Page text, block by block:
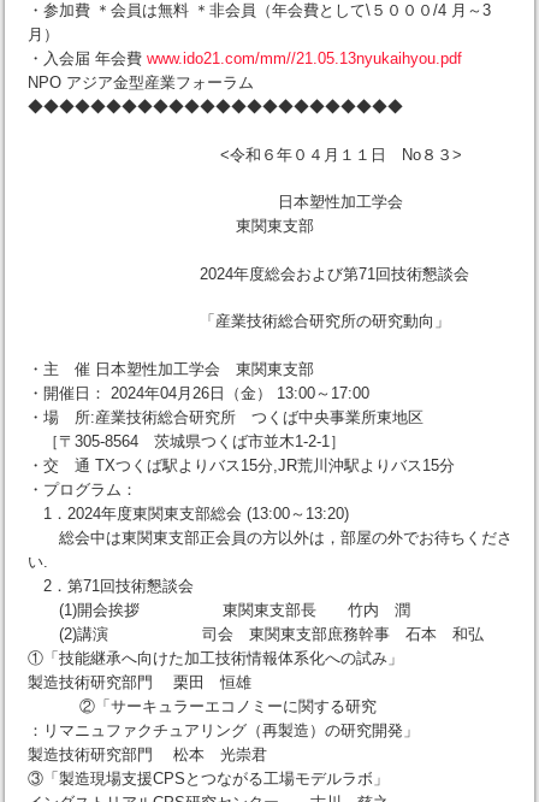
・参加費 ＊会員は無料 ＊非会員（年会費として\５０００/4 月～3
月）
・入会届 年会費 www.ido21.com/mm//21.05.13nyukaihyou.pdf
NPO アジア金型産業フォーラム
◆◆◆◆◆◆◆◆◆◆◆◆◆◆◆◆◆◆◆◆◆◆◆◆
<令和６年０４月１１日 No８３>
日本塑性加工学会
東関東支部
2024年度総会および第71回技術懇談会
「産業技術総合研究所の研究動向」
・主 催 日本塑性加工学会 東関東支部
・開催日： 2024年04月26日（金） 13:00～17:00
・場 所:産業技術総合研究所 つくば中央事業所東地区
［〒305-8564 茨城県つくば市並木1-2-1］
・交 通 TXつくば駅よりバス15分,JR荒川沖駅よりバス15分
・プログラム：
1．2024年度東関東支部総会 (13:00～13:20)
総会中は東関東支部正会員の方以外は，部屋の外でお待ちくださ
い.
2．第71回技術懇談会
(1)開会挨拶 東関東支部長 竹内 潤
(2)講演 司会 東関東支部庶務幹事 石本 和弘
①「技能継承へ向けた加工技術情報体系化への試み」
製造技術研究部門 栗田 恒雄
②「サーキュラーエコノミーに関する研究
：リマニュファクチュアリング（再製造）の研究開発」
製造技術研究部門 松本 光崇君
③「製造現場支援CPSとつながる工場モデルラボ」